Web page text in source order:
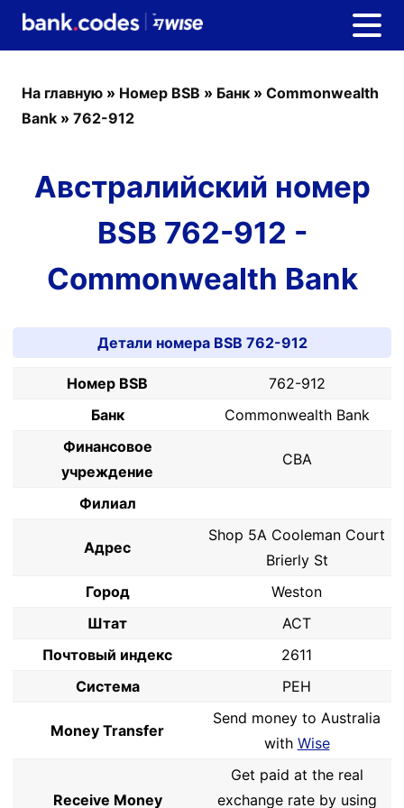
На главную » Номер BSB » Банк » Commonwealth
Bank » 762-912
Австралийский номер
BSB 762-912 -
Commonwealth Bank
Детали номера BSB 762-912
Номер BSB
762-912
Банк
Commonwealth Bank
Финансовое
учреждение
CBA
Филиал
Адрес
Shop 5A Cooleman Court
Brierly St
Город
Weston
Штат
ACT
Почтовый индекс
2611
Система
PEH
Money Transfer
Send money to Australia
with Wise
Receive Money
Get paid at the real
exchange rate by using